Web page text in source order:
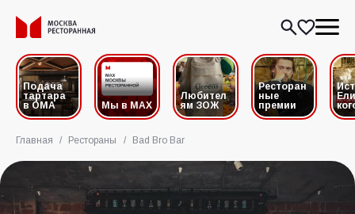
Подача
тартара
в ОМА
Мы в MAX
Любител
ям ЗОЖ
Ресторан
ные
премии
Главная / Рестораны / Bad Bro Bar